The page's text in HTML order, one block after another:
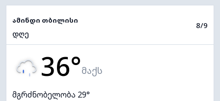
ამინდი თბილისი
დღე
8/9
36°მაქს
მგრძნობელობა 29°